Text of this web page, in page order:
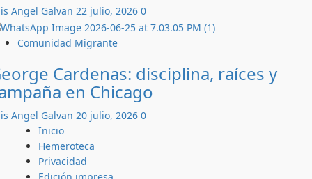
Angel Galvan 22 julio, 2026 0
Comunidad Migrante
Cardenas: disciplina, raíces y
en Chicago
Angel Galvan 20 julio, 2026 0
Inicio
Hemeroteca
Privacidad
Edición impresa